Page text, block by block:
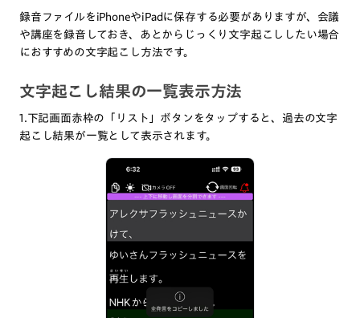
録音ファイルをiPhoneやiPadに保存する必要がありますが、会議
や講座を録音しておき、あとからじっくり文字起こししたい場合
におすすめの文字起こし方法です。
文字起こし結果の一覧表示方法
1.下記画面赤枠の「リスト」ボタンをタップすると、過去の文字
起こし結果が一覧として表示されます。